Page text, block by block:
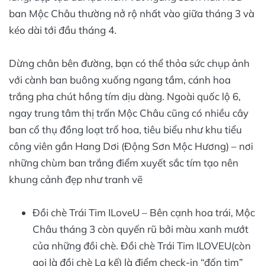
ban Mộc Châu thường nở rộ nhất vào giữa tháng 3 và
kéo dài tới đầu tháng 4.
Dừng chân bên đường, bạn có thể thỏa sức chụp ảnh
với cành ban buông xuống ngang tầm, cánh hoa
trắng pha chút hồng tím dịu dàng. Ngoài quốc lộ 6,
ngay trung tâm thị trấn Mộc Châu cũng có nhiều cây
ban cổ thụ đồng loạt trổ hoa, tiêu biểu như khu tiểu
công viên gần Hang Dơi (Động Sơn Mộc Hương) – nơi
những chùm ban trắng điểm xuyết sắc tím tạo nên
khung cảnh đẹp như tranh vẽ
Đồi chè Trái Tim ILoveU – Bên cạnh hoa trái, Mộc
Châu tháng 3 còn quyến rũ bởi màu xanh mướt
của những đồi chè. Đồi chè Trái Tim ILOVEU(còn
gọi là đồi chè La kế) là điểm check-in “đốn tim”